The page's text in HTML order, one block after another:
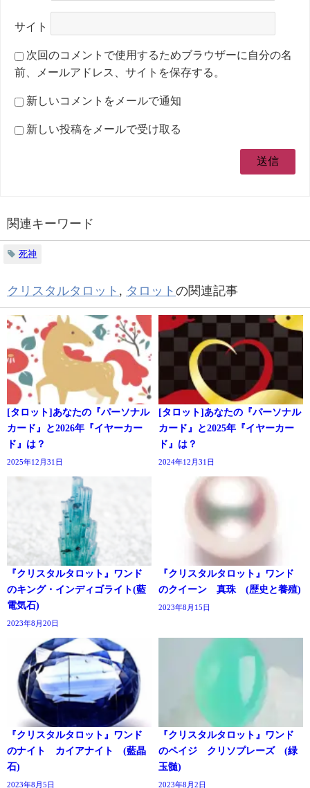
サイト
次回のコメントで使用するためブラウザーに自分の名
前、メールアドレス、サイトを保存する。
新しいコメントをメールで通知
新しい投稿をメールで受け取る
関連キーワード
死神
クリスタルタロット , タロット の関連記事
[タロット]あなたの『パーソナル
カード』と2026年『イヤーカー
ド』は？
2025年12月31日
[タロット]あなたの『パーソナル
カード』と2025年『イヤーカー
ド』は？
2024年12月31日
『クリスタルタロット』ワンド
のキング・インディゴライト(藍
電気石)
2023年8月20日
『クリスタルタロット』ワンド
のクイーン 真珠 (歴史と養殖)
2023年8月15日
『クリスタルタロット』ワンド
のナイト カイアナイト (藍晶
石)
2023年8月5日
『クリスタルタロット』ワンド
のペイジ クリソプレーズ (緑
玉髄)
2023年8月2日